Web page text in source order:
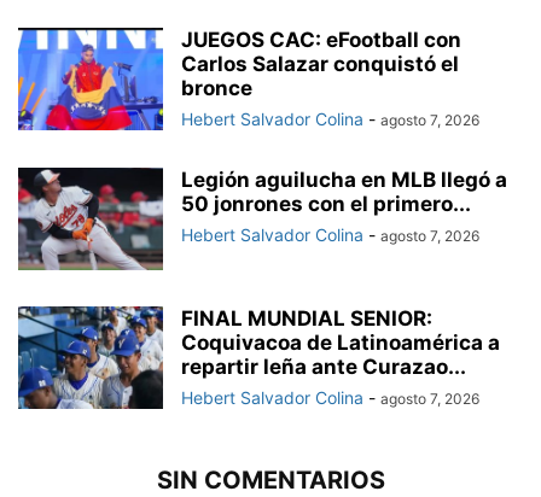
JUEGOS CAC: eFootball con
Carlos Salazar conquistó el
bronce
Hebert Salvador Colina - agosto 7, 2026
Legión aguilucha en MLB llegó a
50 jonrones con el primero...
Hebert Salvador Colina - agosto 7, 2026
FINAL MUNDIAL SENIOR:
Coquivacoa de Latinoamérica a
repartir leña ante Curazao...
Hebert Salvador Colina - agosto 7, 2026
SIN COMENTARIOS